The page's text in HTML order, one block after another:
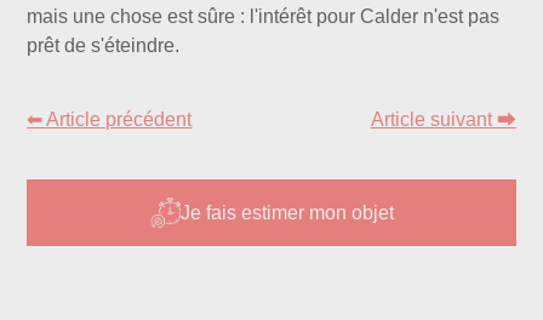
mais une chose est sûre : l'intérêt pour Calder n'est pas
prêt de s'éteindre.
⬅ Article précédent Article suivant ⮕
Je fais estimer mon objet